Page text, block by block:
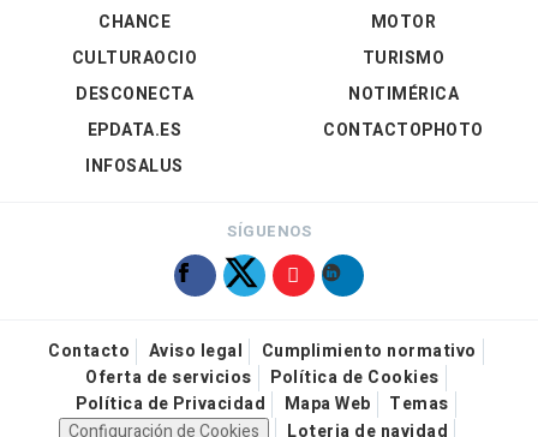
CHANCE
CULTURAOCIO
DESCONECTA
EPDATA.ES
INFOSALUS
MOTOR
TURISMO
NOTIMÉRICA
CONTACTOPHOTO
SÍGUENOS
Contacto Aviso legal
Cumplimiento normativo
Oferta de servicios
Política de Cookies
Política de Privacidad
Mapa Web
Temas
Configuración de Cookies
Loteria de navidad